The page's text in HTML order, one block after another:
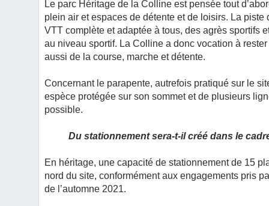
Le parc Héritage de la Colline est pensée tout
plein air et espaces de détente et de loisirs. La
VTT complète et adaptée à tous, des agrès sportifs
au niveau sportif. La Colline a donc vocation à
aussi de la course, marche et détente.
Concernant le parapente, autrefois pratiqué sur le
espèce protégée sur son sommet et de plusieurs
possible.
Du stationnement sera-t-il créé dans le
En héritage, une capacité de stationnement de 15
nord du site, conformément aux engagements pris
de l’automne 2021.